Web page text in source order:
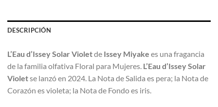
DESCRIPCIÓN
L’Eau d’Issey Solar Violetde Issey Miyake es una fragancia
de la familia olfativa Floral para Mujeres. L’Eau d’Issey Solar
Violetse lanzó en 2024. La Nota de Salida es pera; la Nota de
Corazón es violeta; la Nota de Fondo es iris.